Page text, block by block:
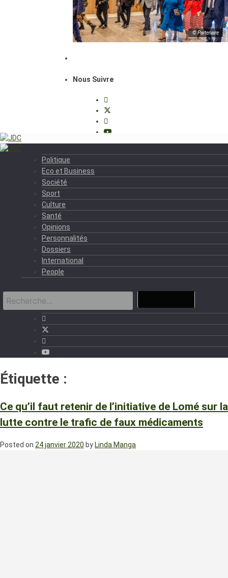
© Partenaire
Nous Suivre
Politique
Eco et Business
Société
Sport
Culture
Santé
Opinions
Personnalités
Dossiers
International
People
Étiquette :
Ce qu’il faut retenir de l’initiative de Lomé sur la
lutte contre le trafic de faux médicaments
Posted on 24 janvier 2020 by Linda Manga